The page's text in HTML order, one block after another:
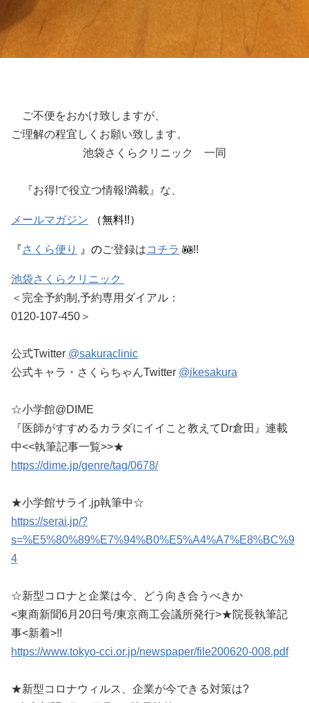
ご不便をおかけ致しますが、
ご理解の程宜しくお願い致します。
池袋さくらクリニック 一同
『お得!で役立つ情報!満載』 な、
メールマガジン （無料!!）
『さくら便り 』のご登録はコチラ !!
池袋さくらクリニック
＜完全予約制,予約専用ダイアル：
0120-107-450＞
公式Twitter @sakuraclinic
公式キャラ・さくらちゃんTwitter @ikesakura
☆小学館@DIME
『医師がすすめるカラダにイイこと教えてDr倉田』連載
中<<執筆記事一覧>>★
https://dime.jp/genre/tag/0678/
★小学館サライ.jp執筆中☆
https://serai.jp/?
s=%E5%80%89%E7%94%B0%E5%A4%A7%E8%BC%9
4
☆新型コロナと企業は今、どう向き合うべきか
<東商新聞6月20日号/東京商工会議所発行>★院長執筆記
事<新着>!!
https://www.tokyo-cci.or.jp/newspaper/file200620-008.pdf
★新型コロナウィルス、企業が今できる対策は?